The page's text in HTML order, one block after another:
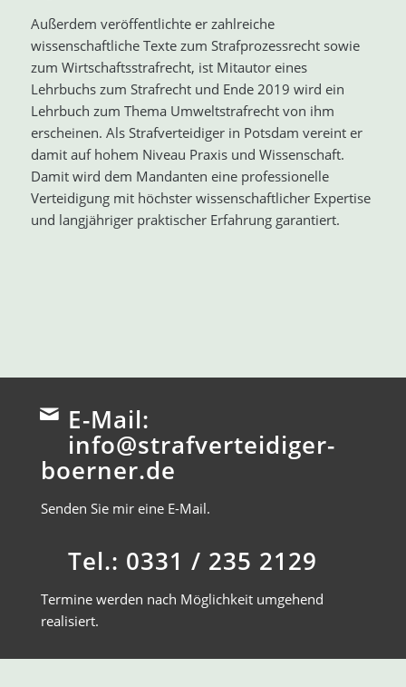
Außerdem veröffentlichte er zahlreiche
wissenschaftliche Texte zum Strafprozessrecht sowie
zum Wirtschaftsstrafrecht, ist Mitautor eines
Lehrbuchs zum Strafrecht und Ende 2019 wird ein
Lehrbuch zum Thema Umweltstrafrecht von ihm
erscheinen. Als Strafverteidiger in Potsdam vereint er
damit auf hohem Niveau Praxis und Wissenschaft.
Damit wird dem Mandanten eine professionelle
Verteidigung mit höchster wissenschaftlicher Expertise
und langjähriger praktischer Erfahrung garantiert.
E-Mail:
info@strafverteidiger-
boerner.de
Senden Sie mir eine E-Mail.
Tel.: 0331 / 235 2129
Termine werden nach Möglichkeit umgehend
realisiert.